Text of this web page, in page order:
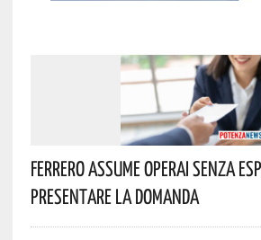
Ferrero Assume Operai Senza
Presentare La Domanda